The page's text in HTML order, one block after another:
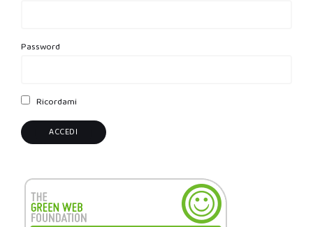
Password
Ricordami